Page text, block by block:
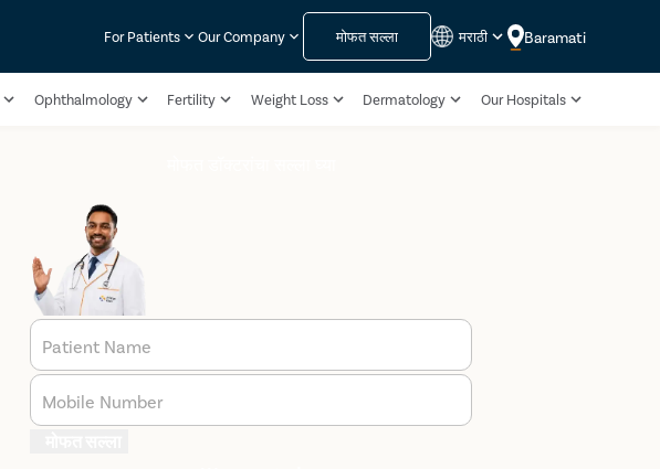
For Patients Our Company मोफत सल्ला मराठी Baramati
Ophthalmology Fertility Weight Loss Dermatology Our Hospitals
Patient Name
Mobile Number